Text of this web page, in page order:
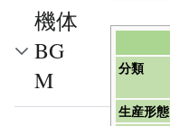
分類
生産形態
機体
BG
M